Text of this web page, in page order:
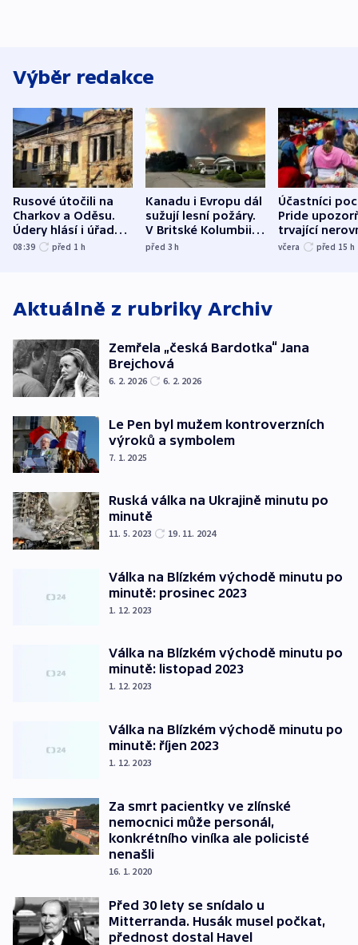
Výběr redakce
Rusové útočili na
Charkov a Oděsu.
Údery hlásí i úřady v
Bělgorodu
08:39 před 1 h
Kanadu i Evropu dál
sužují lesní požáry.
V Britské Kolumbii
evakuovali tisíce lidí
před 3h
Účastníci
Pride
trvající
včera před 15 h
Aktuálně z rubriky Archiv
Zemřela „česká Bardotka“ Jana
Brejchová
6. 2. 2026 6. 2. 2026
Le Pen byl mužem kontroverzních
výroků a symbolem
7. 1. 2025
Ruská válka na Ukrajině minutu po
minutě
11. 5. 2023 19. 11. 2024
Válka na Blízkém východě minutu po
minutě: prosinec 2023
1. 12. 2023
Válka na Blízkém východě minutu po
minutě: listopad 2023
1. 12. 2023
Válka na Blízkém východě minutu po
minutě: říjen 2023
1. 12. 2023
Za smrt pacientky ve zlínské
nemocnici může personál,
konkrétního viníka ale policisté
nenašli
16. 1. 2020
Před 30 lety se snídalo u
Mitterranda. Husák musel počkat,
přednost dostal Havel